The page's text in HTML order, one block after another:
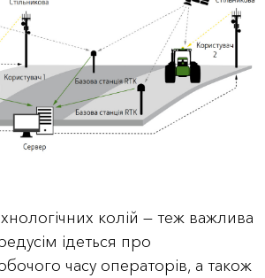
колій — теж важлива
ідеться про
часу операторів, а також